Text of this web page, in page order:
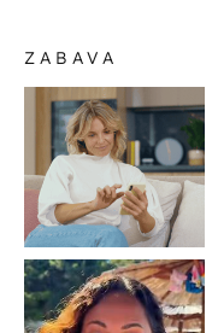
ZABAVA